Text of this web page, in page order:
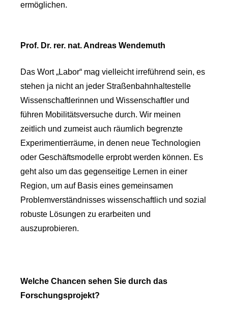
ermöglichen.
Prof. Dr. rer. nat. Andreas Wendemuth
Das Wort „Labor“ mag vielleicht irreführend sein, es
stehen ja nicht an jeder Straßenbahnhaltestelle
Wissenschaftlerinnen und Wissenschaftler und
führen Mobilitätsversuche durch. Wir meinen
zeitlich und zumeist auch räumlich begrenzte
Experimentierräume, in denen neue Technologien
oder Geschäftsmodelle erprobt werden können. Es
geht also um das gegenseitige Lernen in einer
Region, um auf Basis eines gemeinsamen
Problemverständnisses wissenschaftlich und sozial
robuste Lösungen zu erarbeiten und
auszuprobieren.
Welche Chancen sehen Sie durch das
Forschungsprojekt?